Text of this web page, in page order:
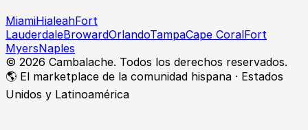
MiamiHialeahFort
LauderdaleBrowardOrlandoTampaCape CoralFort
MyersNaples
© 2026 Cambalache. Todos los derechos reservados.
🌎 El marketplace de la comunidad hispana · Estados
Unidos y Latinoamérica